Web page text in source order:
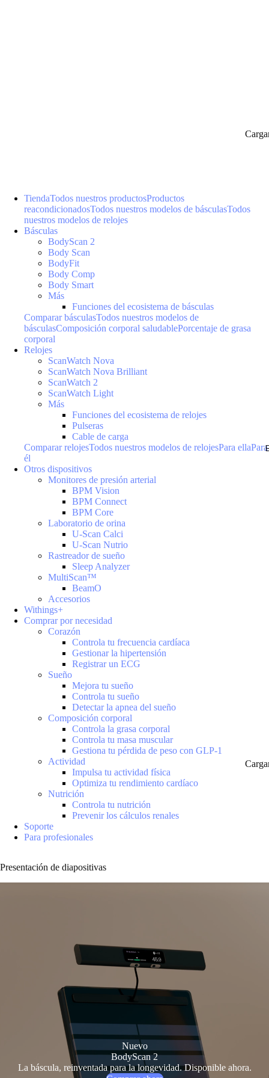
TiendaTodos nuestros productosProductos
reacondicionadosTodos nuestros modelos de básculasTodos
nuestros modelos de relojes
Básculas
BodyScan 2
Body Scan
BodyFit
Body Comp
Body Smart
Más
Funciones del ecosistema de básculas
Comparar básculasTodos nuestros modelos de
básculasComposición corporal saludablePorcentaje de grasa
corporal
Relojes
ScanWatch Nova
ScanWatch Nova Brilliant
ScanWatch 2
ScanWatch Light
Más
Funciones del ecosistema de relojes
Pulseras
Cable de carga
Comparar relojesTodos nuestros modelos de relojesPara ellaPara
él
Otros dispositivos
Monitores de presión arterial
BPM Vision
BPM Connect
BPM Core
Laboratorio de orina
U-Scan Calci
U-Scan Nutrio
Rastreador de sueño
Sleep Analyzer
MultiScan™
BeamO
Accesorios
Withings+
Comprar por necesidad
Corazón
Controla tu frecuencia cardíaca
Gestionar la hipertensión
Registrar un ECG
Sueño
Mejora tu sueño
Controla tu sueño
Detectar la apnea del sueño
Composición corporal
Controla la grasa corporal
Controla tu masa muscular
Gestiona tu pérdida de peso con GLP-1
Actividad
Impulsa tu actividad física
Optimiza tu rendimiento cardíaco
Nutrición
Controla tu nutrición
Prevenir los cálculos renales
Soporte
Para profesionales
Presentación de diapositivas
Nuevo
BodyScan 2
La báscula, reinventada para la longevidad. Disponible ahora.